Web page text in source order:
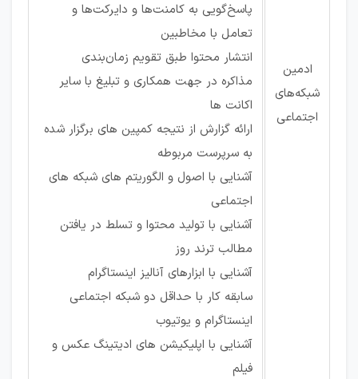
ادمین
شبکه‌های
اجتماعی
پاسخ‌گویی به کامنت‌ها و دایرکت‌ها و
تعامل با مخاطبین
انتشار محتوا طبق تقویم زمان‌بندی
مذاکره در جهت همکاری و تبلیغ با سایر
اکانت ها
ارائه گزارش از نتیجه کمپین های برگزار شده
به سرپرست مربوطه
آشنایی با اصول و الگوریتم های شبکه های
اجتماعی
آشنایی با تولید محتوا و تسلط در یافتن
مطالب ترند روز
آشنایی با ابزارهای آنالیز اینستاگرام
سابقه کار با حداقل دو شبکه اجتماعی
اینستاگرام و یوتیوب
آشنایی با اپلیکیشن های ادیتینگ عکس و
فیلم